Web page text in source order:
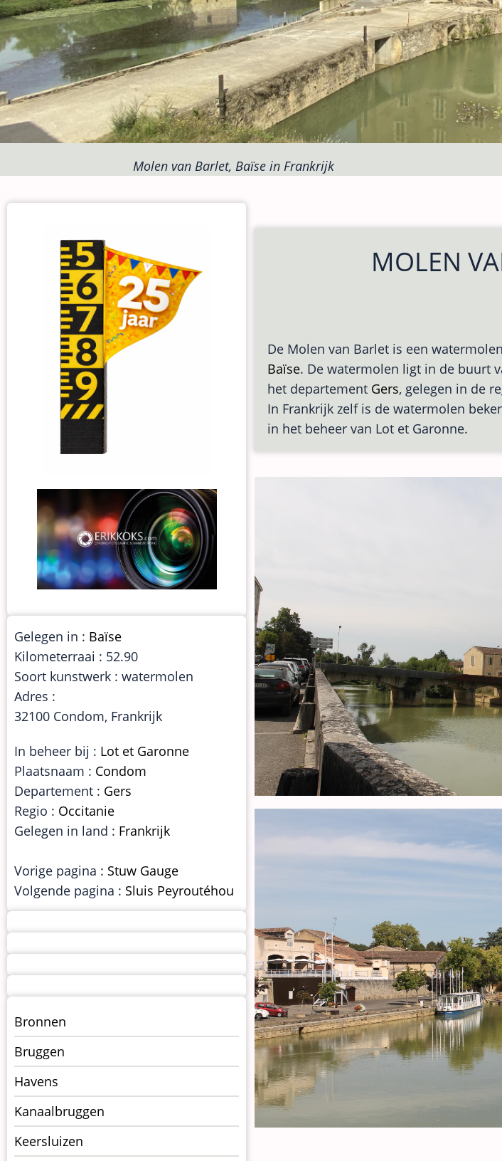
Molen van Barlet, Baïse in Frankrijk
MOLEN
De Molen van Barlet is een
Baïse. De watermolen ligt in de buurt
het departement Gers, gelegen in de
In Frankrijk zelf is de watermolen
in het beheer van Lot et Garonne.
Gelegen in : Baïse
Kilometerraai : 52.90
Soort kunstwerk : watermolen
Adres :
32100 Condom, Frankrijk
In beheer bij : Lot et Garonne
Plaatsnaam : Condom
Departement : Gers
Regio : Occitanie
Gelegen in land : Frankrijk
Vorige pagina : Stuw Gauge
Volgende pagina : Sluis Peyroutéhou
Menu
kunstwerken
op
kunstwerkpagina
Bronnen
Bruggen
Havens
Kanaalbruggen
Keersluizen